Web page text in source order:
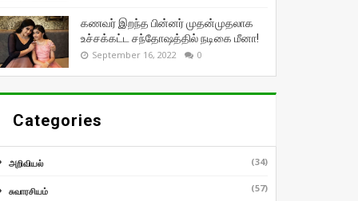
கணவர் இறந்த பின்னர் முதன்முதலாக
உச்சக்கட்ட சந்தோஷத்தில் நடிகை மீனா!
September 16, 2022 0
Categories
அறிவியல் (34)
சுவாரசியம் (57)